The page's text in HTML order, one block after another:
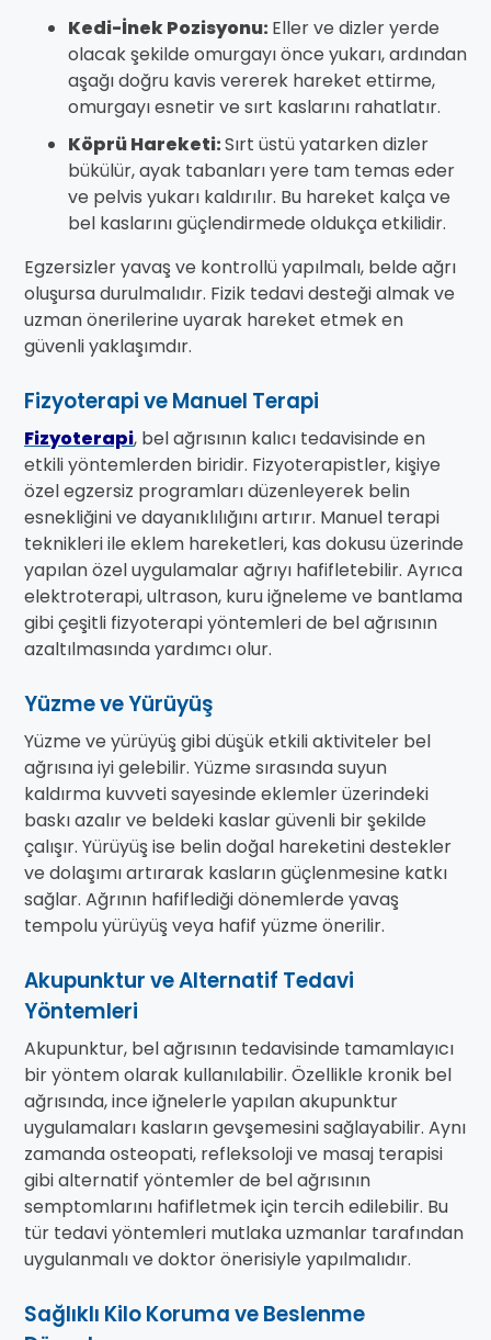
Kedi-İnek Pozisyonu:Eller ve dizler yerde
olacak şekilde omurgayı önce yukarı, ardından
aşağı doğru kavis vererek hareket ettirme,
omurgayı esnetir ve sırt kaslarını rahatlatır.
Köprü Hareketi:Sırt üstü yatarken dizler
bükülür, ayak tabanları yere tam temas eder
ve pelvis yukarı kaldırılır. Bu hareket kalça ve
bel kaslarını güçlendirmede oldukça etkilidir.
Egzersizler yavaş ve kontrollü yapılmalı, belde ağrı
oluşursa durulmalıdır. Fizik tedavi desteği almak ve
uzman önerilerine uyarak hareket etmek en
güvenli yaklaşımdır.
Fizyoterapi ve Manuel Terapi
Fizyoterapi, bel ağrısının kalıcı tedavisinde en
etkili yöntemlerden biridir. Fizyoterapistler, kişiye
özel egzersiz programları düzenleyerek belin
esnekliğini ve dayanıklılığını artırır. Manuel terapi
teknikleri ile eklem hareketleri, kas dokusu üzerinde
yapılan özel uygulamalar ağrıyı hafifletebilir. Ayrıca
elektroterapi, ultrason, kuru iğneleme ve bantlama
gibi çeşitli fizyoterapi yöntemleri de bel ağrısının
azaltılmasında yardımcı olur.
Yüzme ve Yürüyüş
Yüzme ve yürüyüş gibi düşük etkili aktiviteler bel
ağrısına iyi gelebilir. Yüzme sırasında suyun
kaldırma kuvveti sayesinde eklemler üzerindeki
baskı azalır ve beldeki kaslar güvenli bir şekilde
çalışır. Yürüyüş ise belin doğal hareketini destekler
ve dolaşımı artırarak kasların güçlenmesine katkı
sağlar. Ağrının hafiflediği dönemlerde yavaş
tempolu yürüyüş veya hafif yüzme önerilir.
Akupunktur ve Alternatif Tedavi
Yöntemleri
Akupunktur, bel ağrısının tedavisinde tamamlayıcı
bir yöntem olarak kullanılabilir. Özellikle kronik bel
ağrısında, ince iğnelerle yapılan akupunktur
uygulamaları kasların gevşemesini sağlayabilir. Aynı
zamanda osteopati, refleksoloji ve masaj terapisi
gibi alternatif yöntemler de bel ağrısının
semptomlarını hafifletmek için tercih edilebilir. Bu
tür tedavi yöntemleri mutlaka uzmanlar tarafından
uygulanmalı ve doktor önerisiyle yapılmalıdır.
Sağlıklı Kilo Koruma ve Beslenme